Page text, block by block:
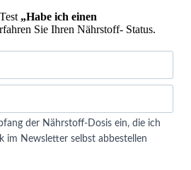
„Habe ich einen
Sie Ihren Nährstoff- Status.
der Nährstoff-Dosis ein, die ich
im Newsletter selbst abbestellen